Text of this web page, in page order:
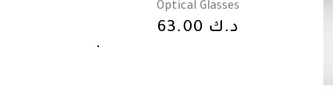
Optical Glasses
د.ك